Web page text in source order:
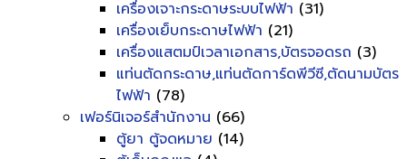
เครื่องเจาะกระดาษระบบไฟฟ้า (31)
เครื่องเย็บกระดาษไฟฟ้า (21)
เครื่องแสตมป์เวลาเอกสาร,บัตรจอดรถ (3)
แท่นตัดกระดาษ,แท่นตัดการ์ดพีวีซี,ตัดนามบัตร
ไฟฟ้า (78)
เฟอร์นิเจอร์สำนักงาน (66)
ตู้ยา ตู้จดหมาย (14)